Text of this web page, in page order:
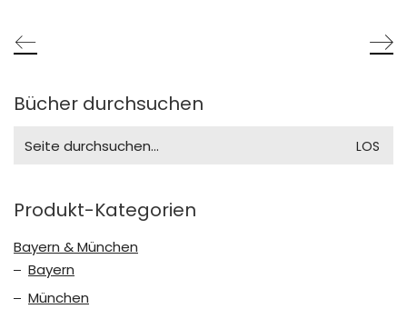
Bücher durchsuchen
for:
Produkt-Kategorien
Bayern & München
Bayern
München